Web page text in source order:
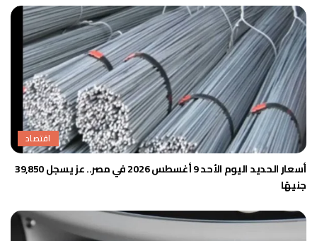
اقتصاد
أسعار الحديد اليوم الأحد 9 أغسطس 2026 في مصر.. عز يسجل 39,850
جنيهًا